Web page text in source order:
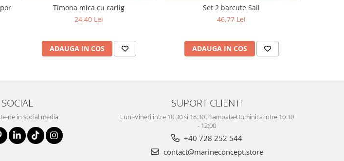
Timona mica cu carlig
24,40 Lei
ADAUGA IN COS
Set 2 barcute Sail
46,77 Lei
ADAUGA IN COS
SOCIAL
ne in social media
SUPORT CLIENTI
Luni-Vineri intre 10:30 si 18:30 , Sambata-Duminica intre 10:30
- 12:00
+40 728 252 544
contact@marineconcept.store